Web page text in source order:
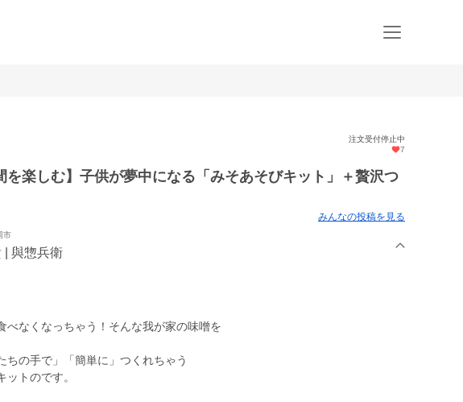
注文受付停止中
7
楽しむ】子供が夢中になる「みそあそびキット」＋贅沢つ
みんなの投稿を見る
市
| 與惣兵衛
べなくなっちゃう！そんな我が家の味噌を
ちの手で」「簡単に」つくれちゃう
ットのです。